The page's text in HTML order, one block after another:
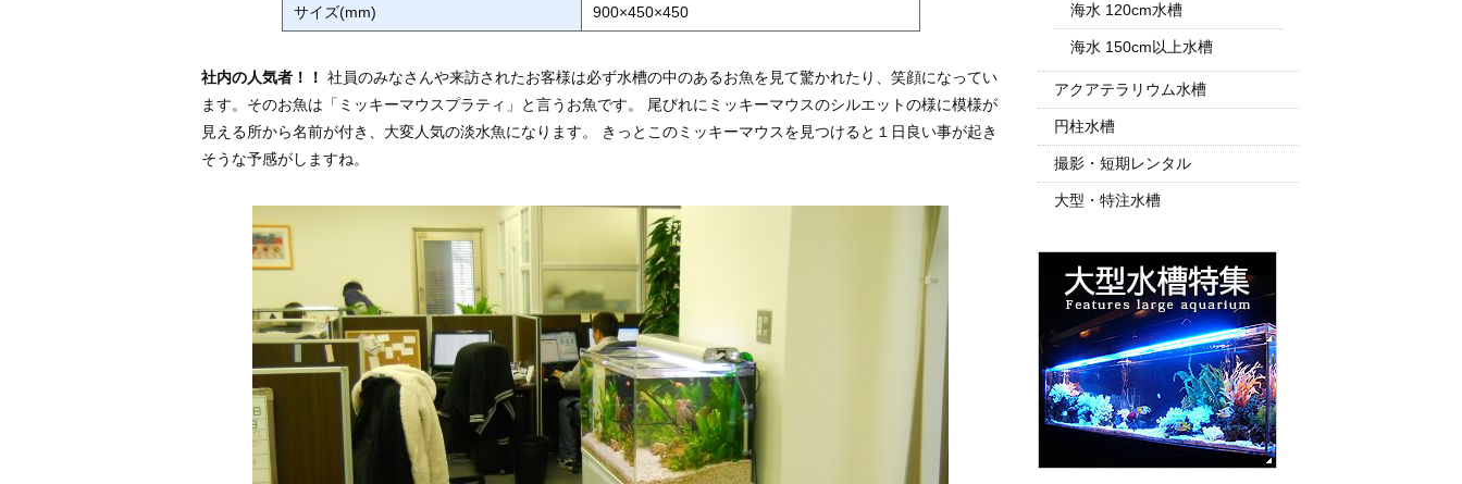
サイズ(mm) 900×450×450
社内の人気者！！ 社員のみなさんや来訪されたお客様は必ず水槽の中のあるお魚を見て驚かれたり、笑顔になってい
ます。そのお魚は「ミッキーマウスプラティ」と言うお魚です。 尾びれにミッキーマウスのシルエットの様に模様が
見える所から名前が付き、大変人気の淡水魚になります。 きっとこのミッキーマウスを見つけると１日良い事が起き
そうな予感がしますね。
海水 120cm水槽
海水 150cm以上水槽
アクアテラリウム水槽
円柱水槽
撮影・短期レンタル
大型・特注水槽